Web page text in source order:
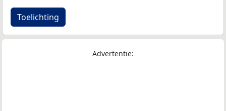
Toelichting
Advertentie: